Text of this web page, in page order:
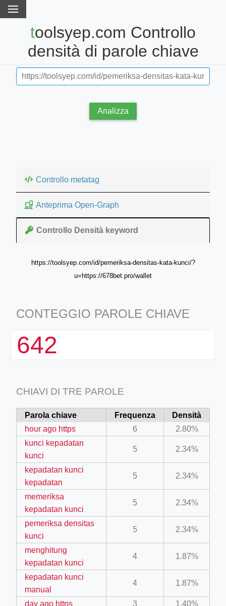
crew-neck-navy-blue/
feed-calculator
co-work?lat=37.49813&lng=127.0284&zoom=16
toolsyep.com Controllo
densità di parole chiave
Analizza
Controllo metatag
Anteprima Open-Graph
Controllo Densità keyword
https://toolsyep.com/id/pemeriksa-densitas-kata-kunci/?
u=https://678bet.pro/wallet
CONTEGGIO PAROLE CHIAVE
642
CHIAVI DI TRE PAROLE
Parola chiave Frequenza
Densità
hour ago https
6
2.80%
kunci kepadatan
kunci
5 2.34%
kepadatan kunci
kepadatan
5 2.34%
memeriksa
kepadatan kunci
5 2.34%
pemeriksa densitas
kunci
5 2.34%
menghitung
kepadatan kunci
4 1.87%
kepadatan kunci
manual
4 1.87%
day ago https 3
1.40%